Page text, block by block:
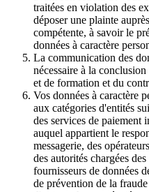
traitées en violation des
déposer une plainte
compétente, à savoir le
données à caractère
La communication des
nécessaire à la
et de formation et du
Vos données à caractère
aux catégories d'entités
des services de paiement
auquel appartient le
messagerie, des
des autorités chargées
fournisseurs de données
de prévention de la